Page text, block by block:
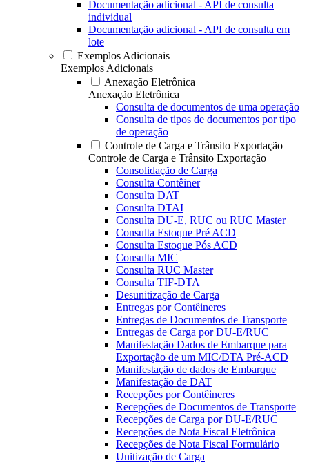
Documentação adicional - API de consulta
individual
Documentação adicional - API de consulta em
lote
Exemplos Adicionais
Exemplos Adicionais
Anexação Eletrônica
Anexação Eletrônica
Consulta de documentos de uma operação
Consulta de tipos de documentos por tipo
de operação
Controle de Carga e Trânsito Exportação
Controle de Carga e Trânsito Exportação
Consolidação de Carga
Consulta Contêiner
Consulta DAT
Consulta DTAI
Consulta DU-E, RUC ou RUC Master
Consulta Estoque Pré ACD
Consulta Estoque Pós ACD
Consulta MIC
Consulta RUC Master
Consulta TIF-DTA
Desunitização de Carga
Entregas por Contêineres
Entregas de Documentos de Transporte
Entregas de Carga por DU-E/RUC
Manifestação Dados de Embarque para
Exportação de um MIC/DTA Pré-ACD
Manifestação de dados de Embarque
Manifestação de DAT
Recepções por Contêineres
Recepções de Documentos de Transporte
Recepções de Carga por DU-E/RUC
Recepções de Nota Fiscal Eletrônica
Recepções de Nota Fiscal Formulário
Unitização de Carga